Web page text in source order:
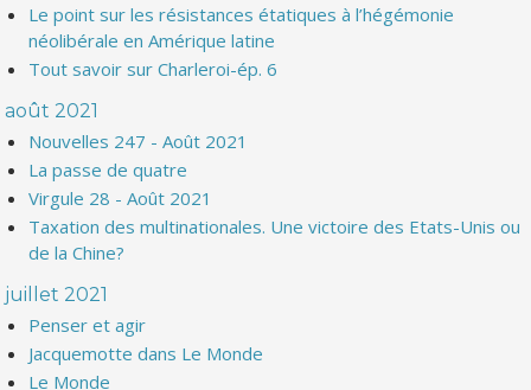
Le point sur les résistances étatiques à l’hégémonie
néolibérale en Amérique latine
Tout savoir sur Charleroi-ép. 6
août 2021
Nouvelles 247 - Août 2021
La passe de quatre
Virgule 28 - Août 2021
Taxation des multinationales. Une victoire des Etats-Unis ou
de la Chine?
juillet 2021
Penser et agir
Jacquemotte dans Le Monde
Le Monde